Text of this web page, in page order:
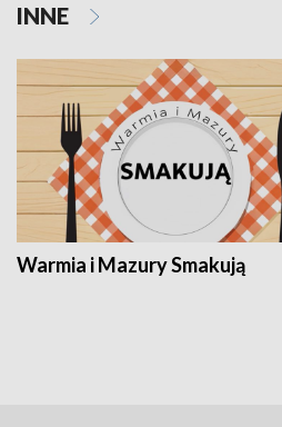
INNE
Warmia i Mazury Smakują